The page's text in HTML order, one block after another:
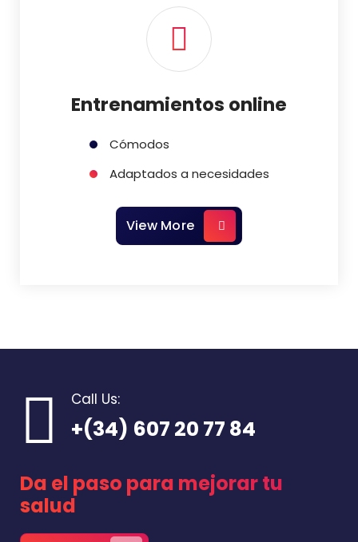
Entrenamientos online
Cómodos
Adaptados a necesidades
View More
Call Us:
+(34) 607 20 77 84
Da el paso para mejorar tu
salud